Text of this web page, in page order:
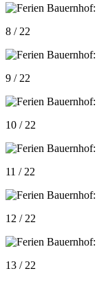
8 / 22
9 / 22
10 / 22
11 / 22
12 / 22
13 / 22